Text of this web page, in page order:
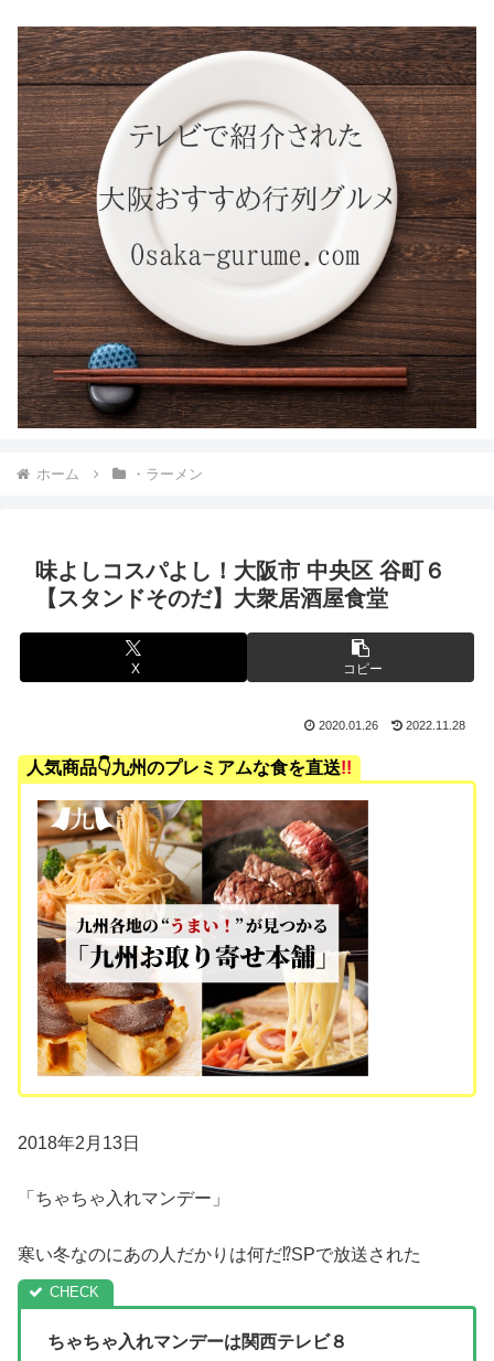
ホーム ・ラーメン
味よしコスパよし！大阪市 中央区 谷町６
【スタンドそのだ】大衆居酒屋食堂
X コピー
2020.01.26 2022.11.28
人気商品👇九州のプレミアムな食を直送!!
2018年2月13日
「ちゃちゃ入れマンデー」
寒い冬なのにあの人だかりは何だ⁉SPで放送された
ちゃちゃ入れマンデーは関西テレビ８